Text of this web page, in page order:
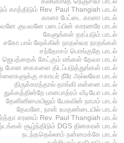
காத்திடும் Rev. Paul Thangiah பாடல்
கானா பேட்டை கானா பாடல்
குயவனே படைப்பின் காரணரே பாடல்
கேளுங்கள் தரப்படும் பாடல்
சகோ.பால் ஷேக்கின் நாதஸ்வர நாதங்கள்
சந்தோசம் பொங்குதே பாடல்
ஜெபத்தைக் கேட்கும் எங்கள் தேவா பாடல்
போன கைகளை திடப்படுத்துங்கள் பாடல்
சகாயர் நீரே அல்லவோ பாடல்
திருக்கரத்தால் தாங்கி என்னை பாடல்
துக்கத்தின்றே பானபாத்ரம் வீடியோ பாடல்
தேனினிமையிலும் யேசுவின் நாமம் பாடல்
தேவனே, நான் உமதண்டையில் பாடல்
சரணம் Rev. Paul Thangiah பாடல்
சூழ்ந்திடும் DGS தினகரன் பாடல்
நடந்ததெல்லாம் நன்மைக்கே பாடல்